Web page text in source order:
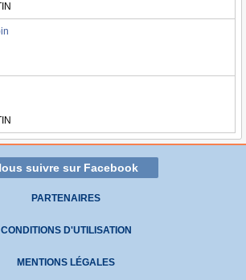
suivre sur Facebook
PARTENAIRES
CONDITIONS D'UTILISATION
MENTIONS LÉGALES